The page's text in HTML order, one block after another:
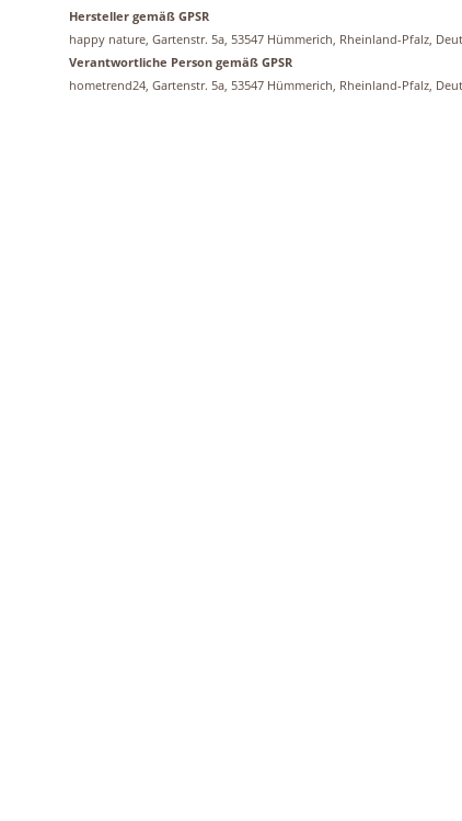
Hersteller gemäß GPSR
happy nature, Gartenstr. 5a, 53547 Hümmerich, Rheinland-Pfalz,
Verantwortliche Person gemäß GPSR
hometrend24, Gartenstr. 5a, 53547 Hümmerich, Rheinland-Pfalz,